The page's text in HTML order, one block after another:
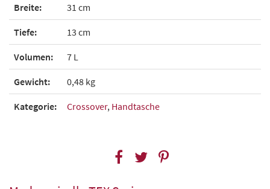
Breite: 31 cm
Tiefe: 13 cm
Volumen: 7 L
Gewicht: 0,48 kg
Kategorie: Crossover, Handtasche